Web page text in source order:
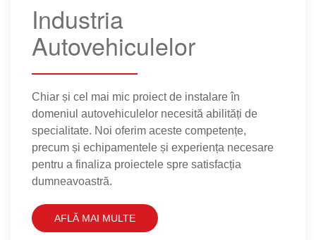
Industria
Autovehiculelor
Chiar și cel mai mic proiect de instalare în
domeniul autovehiculelor necesită abilități de
specialitate. Noi oferim aceste competențe,
precum și echipamentele și experiența necesare
pentru a finaliza proiectele spre satisfacția
dumneavoastră.
AFLĂ MAI MULTE